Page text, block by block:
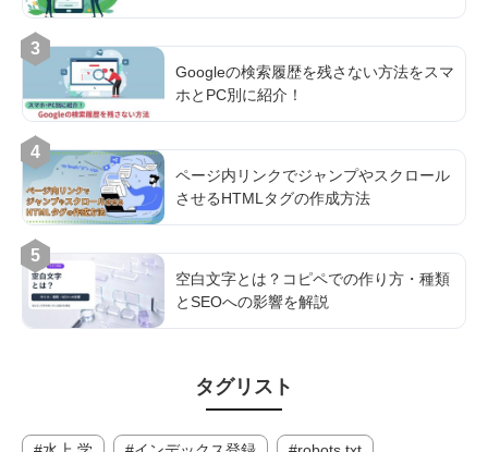
3
Googleの検索履歴を残さない方法をスマ
ホとPC別に紹介！
4
ページ内リンクでジャンプやスクロール
させるHTMLタグの作成方法
5
空白文字とは？コピペでの作り方・種類
とSEOへの影響を解説
タグリスト